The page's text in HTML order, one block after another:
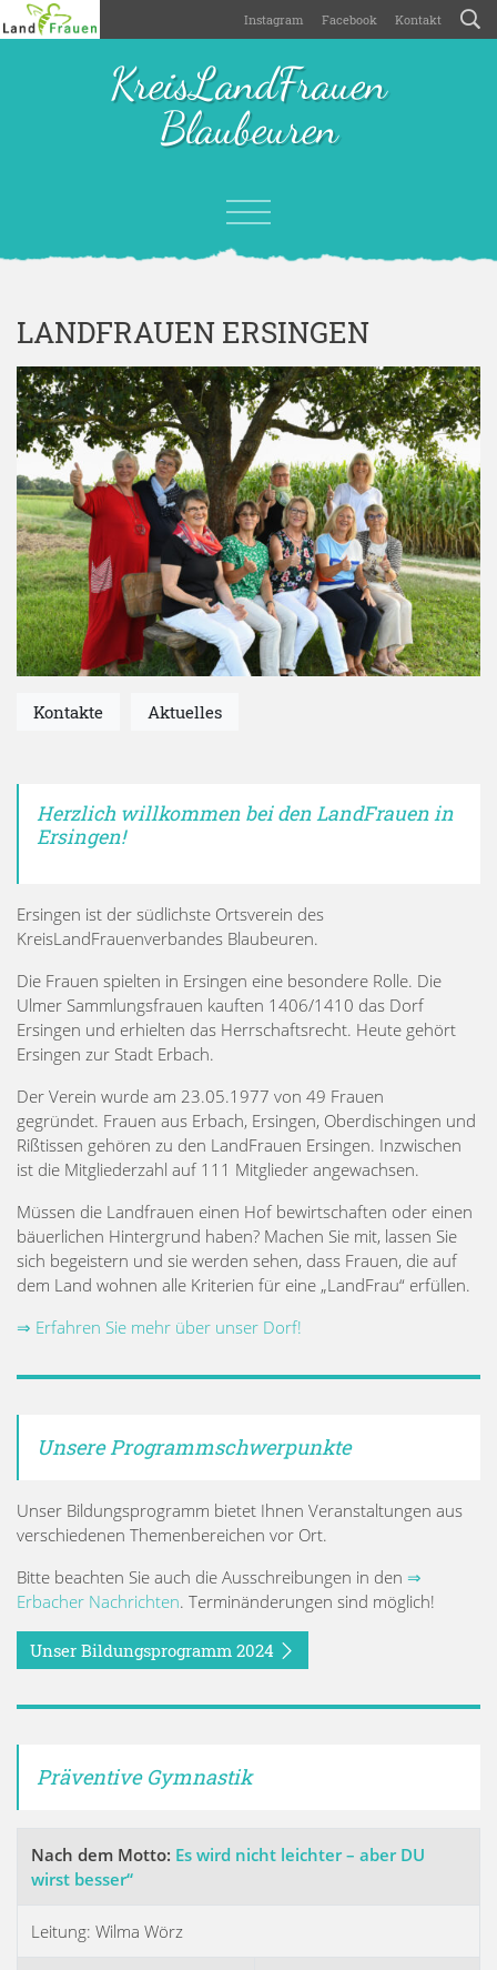
Instagram Facebook Kontakt
KreisLandFrauen
Blaubeuren
LANDFRAUEN ERSINGEN
Kontakte Aktuelles
Herzlich willkommen bei den LandFrauen in
Ersingen!
Ersingen ist der südlichste Ortsverein des
KreisLandFrauenverbandes Blaubeuren.
Die Frauen spielten in Ersingen eine besondere Rolle. Die
Ulmer Sammlungsfrauen kauften 1406/1410 das Dorf
Ersingen und erhielten das Herrschaftsrecht. Heute gehört
Ersingen zur Stadt Erbach.
Der Verein wurde am 23.05.1977 von 49 Frauen
gegründet. Frauen aus Erbach, Ersingen, Oberdischingen und
Rißtissen gehören zu den LandFrauen Ersingen. Inzwischen
ist die Mitgliederzahl auf 111 Mitglieder angewachsen.
Müssen die Landfrauen einen Hof bewirtschaften oder einen
bäuerlichen Hintergrund haben? Machen Sie mit, lassen Sie
sich begeistern und sie werden sehen, dass Frauen, die auf
dem Land wohnen alle Kriterien für eine „LandFrau“ erfüllen.
⇒ Erfahren Sie mehr über unser Dorf!
Unsere Programmschwerpunkte
Unser Bildungsprogramm bietet Ihnen Veranstaltungen aus
verschiedenen Themenbereichen vor Ort.
Bitte beachten Sie auch die Ausschreibungen in den ⇒
Erbacher Nachrichten. Terminänderungen sind möglich!
Unser Bildungsprogramm 2024
Präventive Gymnastik
Nach dem Motto: Es wird nicht leichter – aber DU
wirst besser“
Leitung: Wilma Wörz